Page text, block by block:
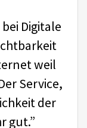
Digitale
weil
Service,
der
gut.”